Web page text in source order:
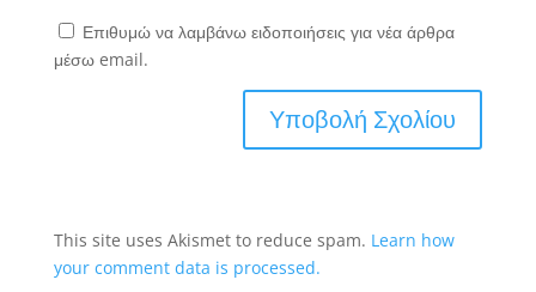
Επιθυμώ να λαμβάνω ειδοποιήσεις για νέα άρθρα
μέσω email.
This site uses Akismet to reduce spam. Learn how
your comment data is processed.